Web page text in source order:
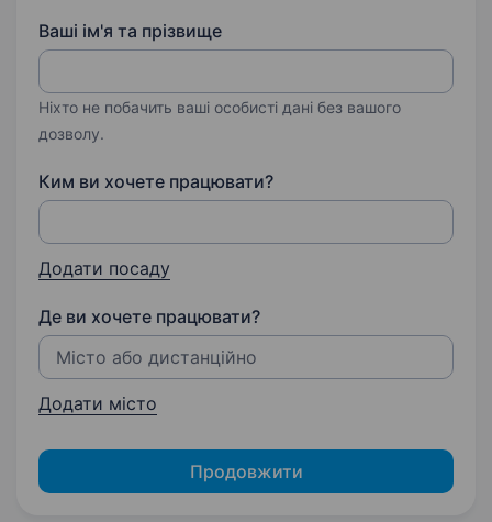
Ваші ім'я та прізвище
Ніхто не побачить ваші особисті дані без вашого
дозволу.
Ким ви хочете працювати?
Додати посаду
Де ви хочете працювати?
Додати місто
Продовжити